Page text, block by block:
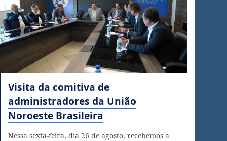
Visita da comitiva de
administradores da União
Noroeste Brasileira
Nessa sexta-feira, dia 26 de agosto, recebemos a